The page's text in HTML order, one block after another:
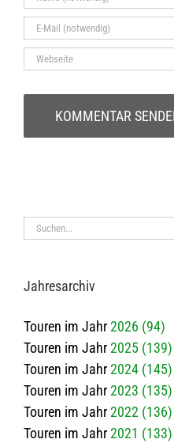
Suche
Jah­res­ar­chiv
Touren im Jahr2026 (94)
Touren im Jahr2025 (139)
Touren im Jahr2024 (145)
Touren im Jahr2023 (135)
Touren im Jahr2022 (136)
Touren im Jahr2021 (133)